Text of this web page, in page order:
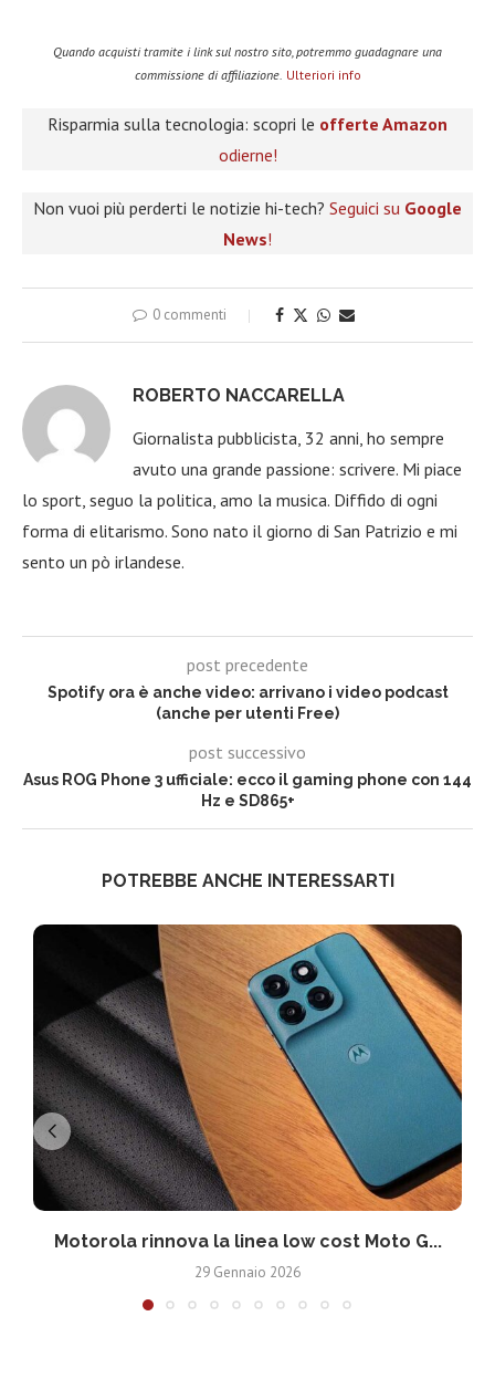
Quando acquisti tramite i link sul nostro sito, potremmo guadagnare una
commissione di affiliazione. Ulteriori info
Risparmia sulla tecnologia: scopri le offerte Amazon
odierne!
Non vuoi più perderti le notizie hi-tech? Seguici su Google
News!
0 commenti
ROBERTO NACCARELLA
Giornalista pubblicista, 32 anni, ho sempre
avuto una grande passione: scrivere. Mi piace
lo sport, seguo la politica, amo la musica. Diffido di ogni
forma di elitarismo. Sono nato il giorno di San Patrizio e mi
sento un pò irlandese.
post precedente
Spotify ora è anche video: arrivano i video podcast
(anche per utenti Free)
post successivo
Asus ROG Phone 3 ufficiale: ecco il gaming phone con 144
Hz e SD865+
POTREBBE ANCHE INTERESSARTI
Motorola rinnova la linea low cost Moto G...
29 Gennaio 2026